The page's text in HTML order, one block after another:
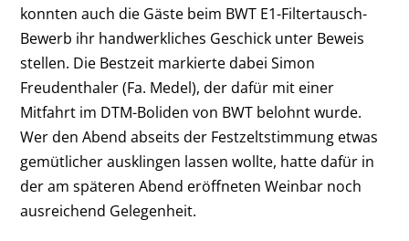
konnten auch die Gäste beim BWT E1-Filtertausch-
Bewerb ihr handwerkliches Geschick unter Beweis
stellen. Die Bestzeit markierte dabei Simon
Freudenthaler (Fa. Medel), der dafür mit einer
Mitfahrt im DTM-Boliden von BWT belohnt wurde.
Wer den Abend abseits der Festzeltstimmung etwas
gemütlicher ausklingen lassen wollte, hatte dafür in
der am späteren Abend eröffneten Weinbar noch
ausreichend Gelegenheit.